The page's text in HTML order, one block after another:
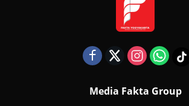
Media Fakta Group